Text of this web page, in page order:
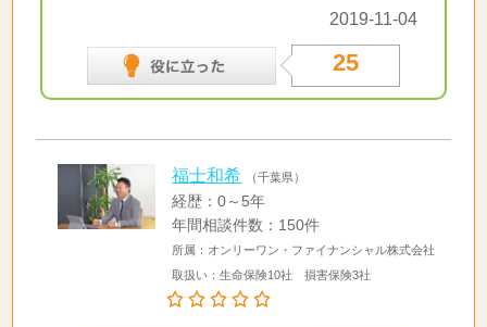
2019-11-04
25
福士和希 （千葉県）
経歴：0～5年
年間相談件数：150件
所属：オンリーワン・ファイナンシャル株式会社
取扱い：生命保険10社 損害保険3社